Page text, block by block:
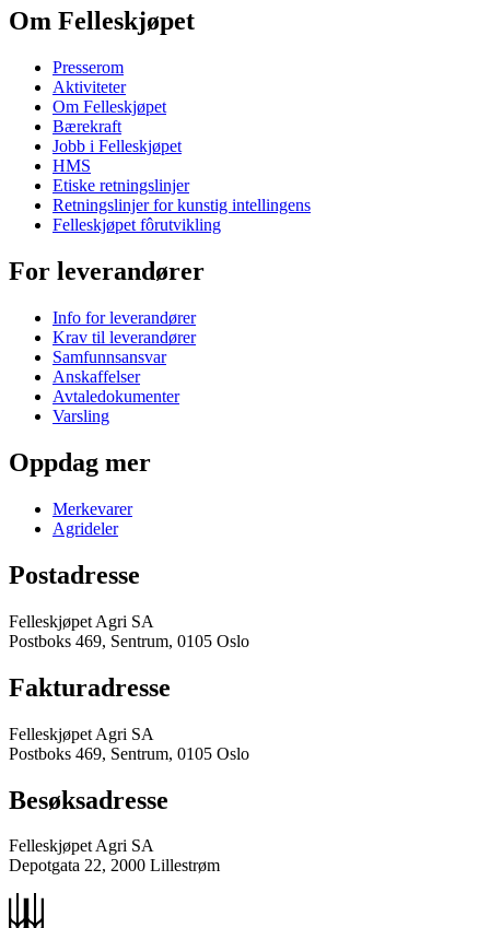
Om Felleskjøpet
Presserom
Aktiviteter
Om Felleskjøpet
Bærekraft
Jobb i Felleskjøpet
HMS
Etiske retningslinjer
Retningslinjer for kunstig intellingens
Felleskjøpet fôrutvikling
For leverandører
Info for leverandører
Krav til leverandører
Samfunnsansvar
Anskaffelser
Avtaledokumenter
Varsling
Oppdag mer
Merkevarer
Agrideler
Postadresse
Felleskjøpet Agri SA
Postboks 469, Sentrum, 0105 Oslo
Fakturadresse
Felleskjøpet Agri SA
Postboks 469, Sentrum, 0105 Oslo
Besøksadresse
Felleskjøpet Agri SA
Depotgata 22, 2000 Lillestrøm